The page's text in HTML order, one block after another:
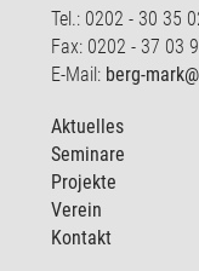
Tel.: 0202 - 30 35
Fax: 0202 - 37 03
E-Mail: berg-
Aktuelles
Seminare
Projekte
Verein
Kontakt